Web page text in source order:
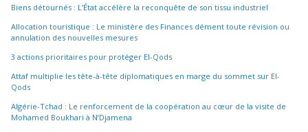
Biens détournés : L’État accélère la reconquête de son tissu industriel
Allocation touristique : Le ministère des Finances dément toute révision ou
annulation des nouvelles mesures
3 actions prioritaires pour protéger El-Qods
Attaf multiplie les tête-à-tête diplomatiques en marge du sommet sur El-
Qods
Algérie-Tchad : Le renforcement de la coopération au cœur de la visite de
Mohamed Boukhari à N’Djamena